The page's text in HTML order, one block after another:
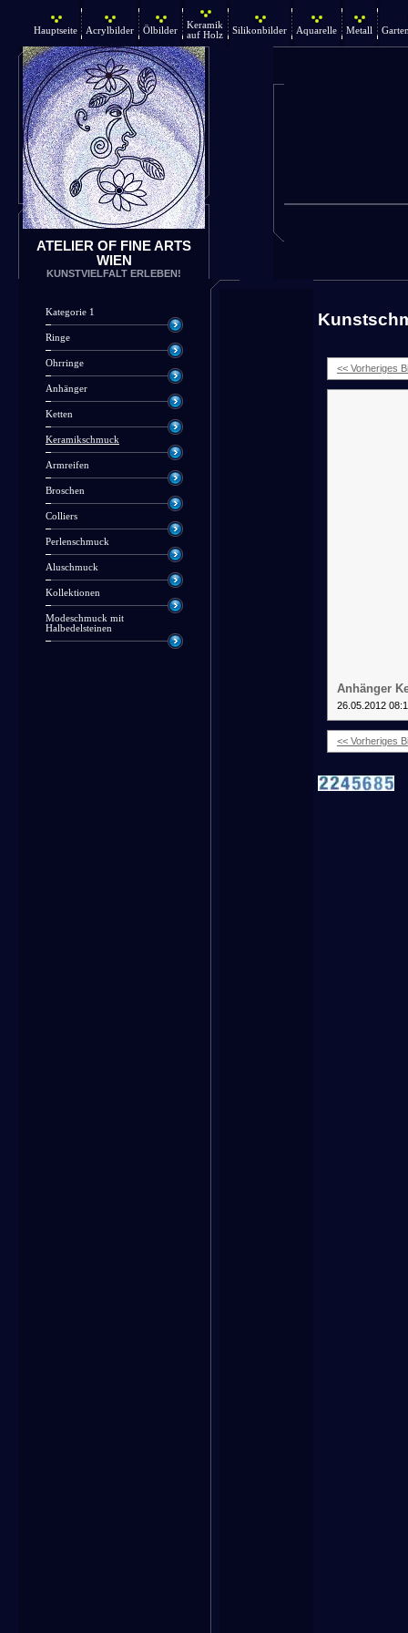
Hauptseite Acrylbilder Ölbilder
Keramik
auf Holz
Silikonbilder Aquarelle Metall
ATELIER OF FINE ARTS
WIEN
KUNSTVIELFALT ERLEBEN!
Kategorie 1
Ringe
Ohrringe
Anhänger
Ketten
Keramikschmuck
Armreifen
Broschen
Colliers
Perlenschmuck
Aluschmuck
Kollektionen
Modeschmuck mit
Halbedelsteinen
<< Vorheriges
Anhänger
26.05.2012
<< Vorheriges